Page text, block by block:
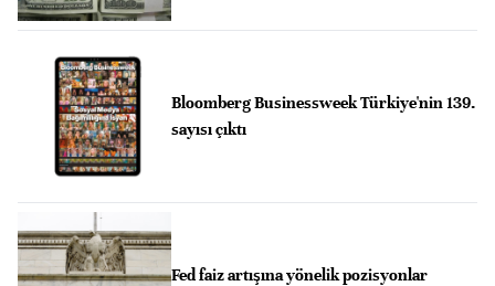
Bloomberg Businessweek Türkiye'nin 139.
sayısı çıktı
Fed faiz artışına yönelik pozisyonlar